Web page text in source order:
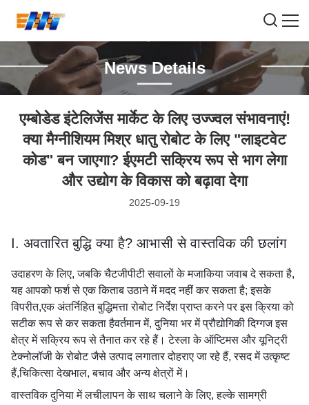
News Details
एम्बोडेड इंटेलिजेंस मार्केट के लिए उज्ज्वल संभावनाएं!
क्या मैग्नीशियम मिश्र धातु रोबोट के लिए "लाइटवेट
कोड" बन जाएगा? ईएमटी सक्रिय रूप से भाग लेगा
और उद्योग के विकास को बढ़ावा देगा
2025-09-19
I. अवतारित बुद्धि क्या है? आभासी से वास्तविक की छलांग
उदाहरण के लिए, जबकि चैटजीपीटी सवालों के मजाकिया जवाब दे सकता है,
यह आपको फर्श से एक किताब उठाने में मदद नहीं कर सकता है; इसके
विपरीत,एक अंतर्निहित बुद्धिमत्ता रोबोट निर्देश प्राप्त करने पर इस क्रिया को
सटीक रूप से कर सकता हैवर्तमान में, दुनिया भर में प्रौद्योगिकी दिग्गज इस
क्षेत्र में सक्रिय रूप से तैनात कर रहे हैं। टेस्ला के ऑप्टिमस और यूनिट्री
टेक्नोलॉजी के रोबोट जैसे उत्पाद लगातार दोहराए जा रहे हैं, रसद में उत्कृष्ट
हैं,चिकित्सा देखभाल, बचाव और अन्य क्षेत्रों में।
वास्तविक दुनिया में लचीलापन के साथ चलाने के लिए, हल्के सामग्री